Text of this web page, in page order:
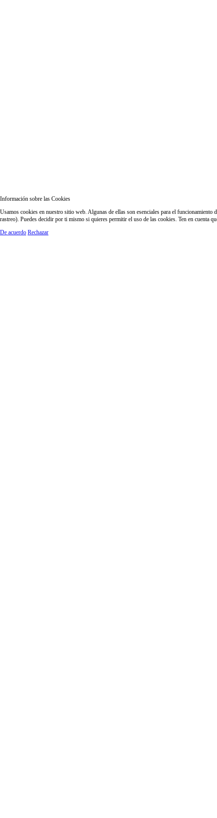
Información sobre las Cookies
Usamos cookies en nuestro sitio web. Algunas de ellas son esenciales para el
rastreo). Puedes decidir por ti mismo si quieres permitir el uso de las cookies. Ten en cuenta
De acuerdo Rechazar